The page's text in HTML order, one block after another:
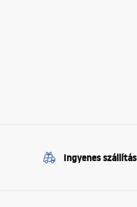
Ingyenes szállítás